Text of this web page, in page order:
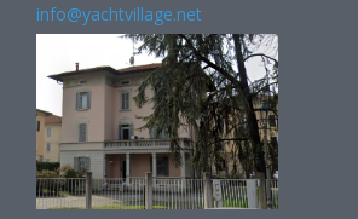
info@yachtvillage.net